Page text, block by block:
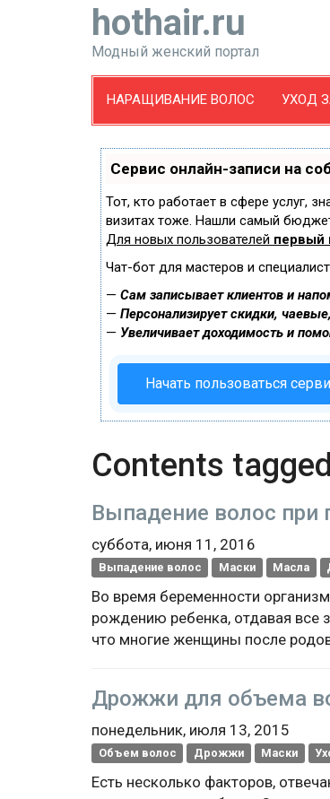
hothair.ru
Модный женский портал
НАРАЩИВАНИЕ ВОЛОС УХОД
Сервис онлайн-записи на
Тот, кто работает в сфере услуг,
визитах тоже. Нашли самый
Для новых пользователей первый
Чат-бот для мастеров и
— Сам записывает клиентов и
— Персонализирует скидки,
— Увеличивает доходимость и
Начать пользоваться
Contents
Выпадение волос при
суббота, июня 11, 2016
Выпадение волос Маски Масла
Во время беременности
рождению ребенка, отдавая все
что многие женщины после
Дрожжи для объема
понедельник, июля 13, 2015
Объем волос Дрожжи Маски
Есть несколько факторов,